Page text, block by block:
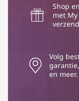
Shop
met
Volg
en meer.